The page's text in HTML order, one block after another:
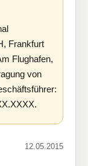
Frankfurt
Flughafen,
von
12.05.2015